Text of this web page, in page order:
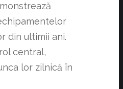
din ultimii ani.
central,
lor zilnică în